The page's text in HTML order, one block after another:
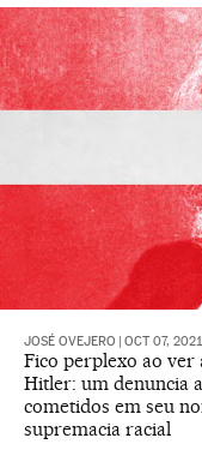
JOSÉ OVEJERO OCT 07,
Fico perplexo ao ver
Hitler: um denuncia
cometidos em seu
supremacia racial